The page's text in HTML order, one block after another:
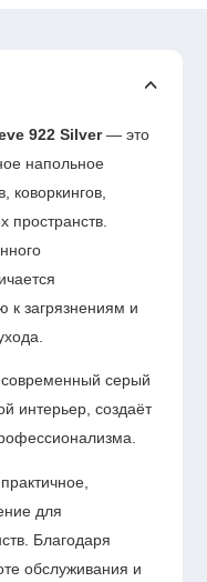
922 Silver— это
напольное
коворкингов,
пространств.
к загрязнениям и
серый
интерьер, создаёт
для
Благодаря
обслуживания и